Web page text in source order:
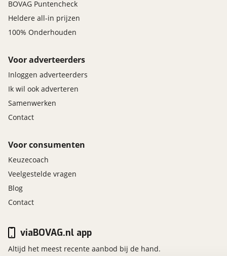
BOVAG Puntencheck
Heldere all-in prijzen
100% Onderhouden
Voor adverteerders
Inloggen adverteerders
Ik wil ook adverteren
Samenwerken
Contact
Voor consumenten
Keuzecoach
Veelgestelde vragen
Blog
Contact
viaBOVAG.nl app
Altijd het meest recente aanbod bij de hand.